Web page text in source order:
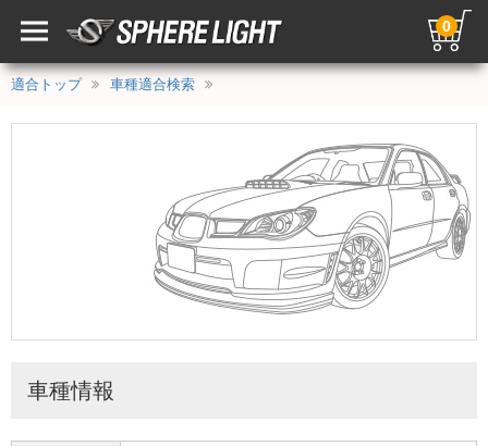
0
適合トップ 車種適合検索
車種情報